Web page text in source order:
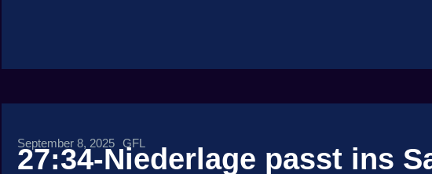
September 8, 2025 GFL
27:34-Niederlage passt ins